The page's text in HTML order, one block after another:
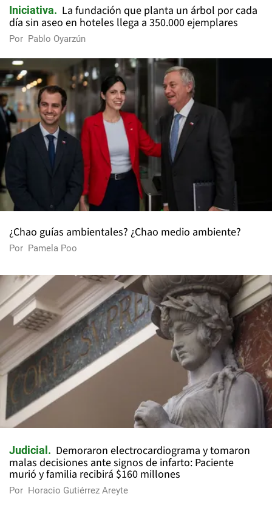
Iniciativa
La fundación que planta un árbol por cada
día sin aseo en hoteles llega a 350.000 ejemplares
Por Pablo Oyarzún
¿Chao guías ambientales? ¿Chao medio ambiente?
Por Pamela Poo
Judicial
Demoraron electrocardiograma y tomaron
malas decisiones ante signos de infarto: Paciente
murió y familia recibirá $160 millones
Por Horacio Gutiérrez Areyte